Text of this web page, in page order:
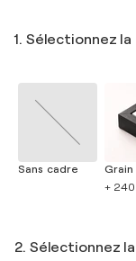
1. Sélectionnez
Sans cadre
+ 240
2. Sélectionnez